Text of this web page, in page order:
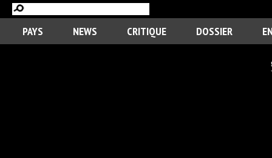
PAYS NEWS CRITIQUE DOSSIER